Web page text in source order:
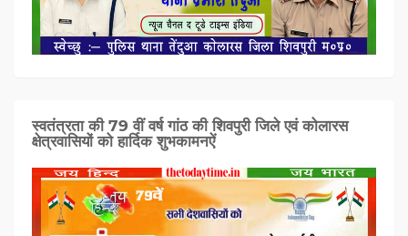
स्वतंत्रता की 79 वीं वर्ष गांठ की शिवपुरी जिले एवं कोलारस
क्षेत्रवासियों को हार्दिक शुभकामनऐं